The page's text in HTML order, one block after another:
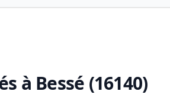
à Bessé (16140)